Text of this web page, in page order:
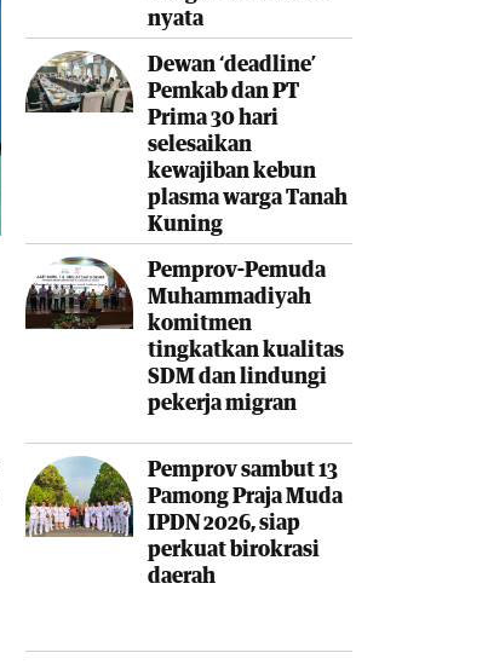
nyata
Dewan ‘deadline’
Pemkab dan PT
Prima 30 hari
selesaikan
kewajiban kebun
plasma warga Tanah
Kuning
Pemprov-Pemuda
Muhammadiyah
komitmen
tingkatkan kualitas
SDM dan lindungi
pekerja migran
Pemprov sambut 13
Pamong Praja Muda
IPDN 2026, siap
perkuat birokrasi
daerah